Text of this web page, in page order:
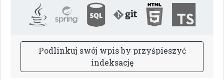
Podlinkuj swój wpisby przyśpieszyć
indeksację